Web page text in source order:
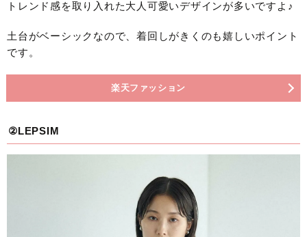
トレンド感を取り入れた大人可愛いデザインが多いですよ♪
土台がベーシックなので、着回しがきくのも嬉しいポイント
です。
楽天ファッション
②LEPSIM